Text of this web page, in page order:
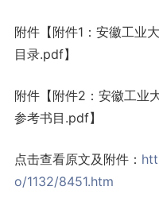
附件【附件1：安徽工业
目录.pdf】
附件【附件2：安徽工业
参考书目.pdf】
点击查看原文及附件：
o/1132/8451.htm